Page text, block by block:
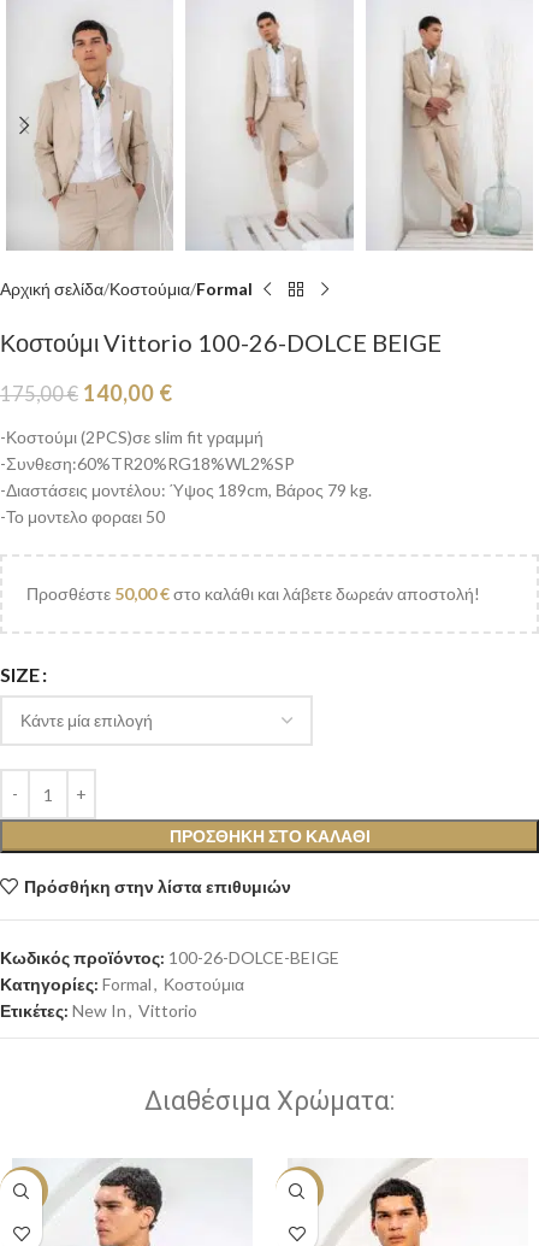
Αρχική σελίδα Κοστούμια Formal
Κοστούμι Vittorio 100-26-DOLCE BEIGE
175,00€ 140,00 €
-Κοστούμι (2PCS)σε slim fit γραμμή
-Συνθεση:60%TR20%RG18%WL2%SP
-Διαστάσεις μοντέλου: Ύψος 189cm, Βάρος 79 kg.
-Το μοντελο φοραει 50
Προσθέστε 50,00€στο καλάθι και λάβετε δωρεάν αποστολή!
SIZE
ΠΡΟΣΘΉΚΗ ΣΤΟ ΚΑΛΆΘΙ
Πρόσθήκη στην λίστα επιθυμιών
Κωδικός προϊόντος: 100-26-DOLCE-BEIGE
Κατηγορίες: Formal, Κοστούμια
Ετικέτες: New In, Vittorio
Διαθέσιμα Χρώματα:
-20% -20%